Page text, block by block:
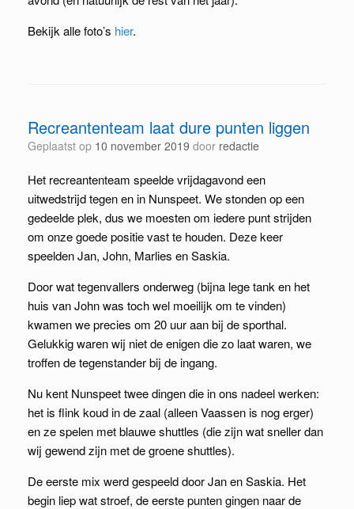
Bekijk alle foto’s hier.
Recreantenteam laat dure punten liggen
Geplaatst op 10 november 2019 door redactie
Het recreantenteam speelde vrijdagavond een
uitwedstrijd tegen en in Nunspeet. We stonden op een
gedeelde plek, dus we moesten om iedere punt strijden
om onze goede positie vast te houden. Deze keer
speelden Jan, John, Marlies en Saskia.
Door wat tegenvallers onderweg (bijna lege tank en het
huis van John was toch wel moeilijk om te vinden)
kwamen we precies om 20 uur aan bij de sporthal.
Gelukkig waren wij niet de enigen die zo laat waren, we
troffen de tegenstander bij de ingang.
Nu kent Nunspeet twee dingen die in ons nadeel werken:
het is flink koud in de zaal (alleen Vaassen is nog erger)
en ze spelen met blauwe shuttles (die zijn wat sneller dan
wij gewend zijn met de groene shuttles).
De eerste mix werd gespeeld door Jan en Saskia. Het
begin liep wat stroef, de eerste punten gingen naar de